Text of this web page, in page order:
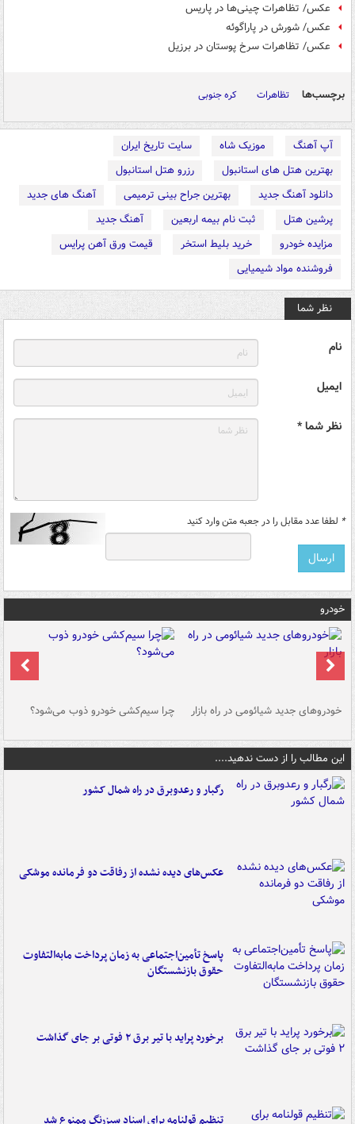
عکس/ تظاهرات چینی‌ها در پاریس
عکس/ شورش در پاراگوئه
عکس/ تظاهرات سرخ پوستان در برزیل‎
برچسب‌ها تظاهرات کره جنوبی
آپ آهنگ موزیک شاه
سایت تاریخ ایران
بهترین هتل های استانبول
رزرو هتل استانبول
دانلود آهنگ جدید
بهترین جراح بینی ترمیمی
آهنگ های جدید
پرشین هتل
ثبت نام بیمه اربعین
آهنگ جدید
مزایده خودرو
خرید بلیط استخر
قیمت ورق آهن پرایس
فروشنده مواد شیمیایی
نظر شما
نام
ایمیل
نظر شما *
* لطفا عدد مقابل را در جعبه متن وارد کنید
خودرو
خودروهای جدید شیائومی در راه بازار چرا سیم‌کشی خودرو ذوب می‌شود؟
این مطالب را از دست ندهید....
رگبار و رعدوبرق در راه شمال کشور
عکس‌های دیده نشده از رفاقت دو فرمانده‌ موشکی
پاسخ تأمین‌اجتماعی به زمان پرداخت مابه‌التفاوت
حقوق بازنشستگان
برخورد پراید با تیر برق ۲ فوتی بر جای گذاشت